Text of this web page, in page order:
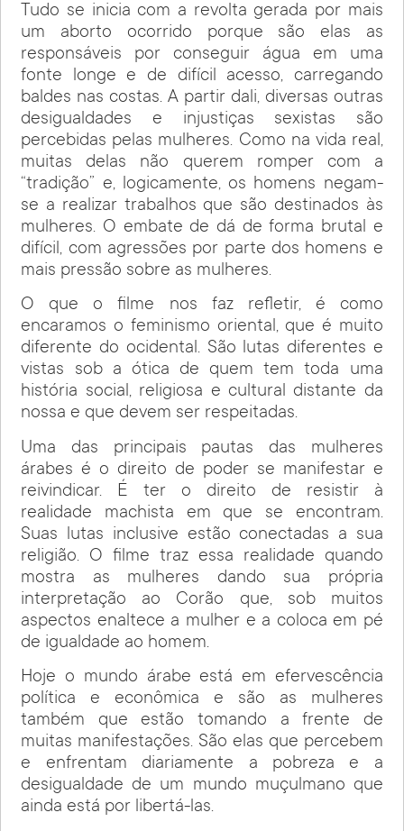
Tudo se inicia com a revolta gerada por mais
um aborto ocorrido porque são elas as
responsáveis por conseguir água em uma
fonte longe e de difícil acesso, carregando
baldes nas costas. A partir dali, diversas outras
desigualdades e injustiças sexistas são
percebidas pelas mulheres. Como na vida real,
muitas delas não querem romper com a
“tradição” e, logicamente, os homens negam-
se a realizar trabalhos que são destinados às
mulheres. O embate de dá de forma brutal e
difícil, com agressões por parte dos homens e
mais pressão sobre as mulheres.
O que o filme nos faz refletir, é como
encaramos o feminismo oriental, que é muito
diferente do ocidental. São lutas diferentes e
vistas sob a ótica de quem tem toda uma
história social, religiosa e cultural distante da
nossa e que devem ser respeitadas.
Uma das principais pautas das mulheres
árabes é o direito de poder se manifestar e
reivindicar. É ter o direito de resistir à
realidade machista em que se encontram.
Suas lutas inclusive estão conectadas a sua
religião. O filme traz essa realidade quando
mostra as mulheres dando sua própria
interpretação ao Corão que, sob muitos
aspectos enaltece a mulher e a coloca em pé
de igualdade ao homem.
Hoje o mundo árabe está em efervescência
política e econômica e são as mulheres
também que estão tomando a frente de
muitas manifestações. São elas que percebem
e enfrentam diariamente a pobreza e a
desigualdade de um mundo muçulmano que
ainda está por libertá-las.